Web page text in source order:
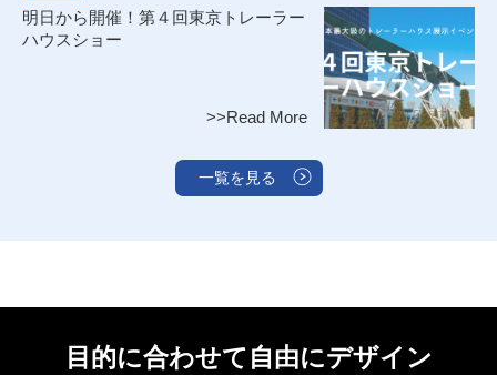
明日から開催！第４回東京トレーラー
ハウスショー
>>Read More
一覧を見る
目的に合わせて自由にデザイン